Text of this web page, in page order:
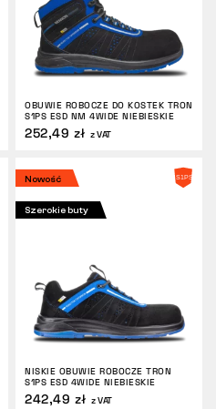
OBUWIE ROBOCZE DO KOSTEK TRON
S1PS ESD NM 4WIDE NIEBIESKIE
252,49 zł z VAT
Nowość
Szerokie buty
NISKIE OBUWIE ROBOCZE TRON
S1PS ESD 4WIDE NIEBIESKIE
242,49 zł z VAT